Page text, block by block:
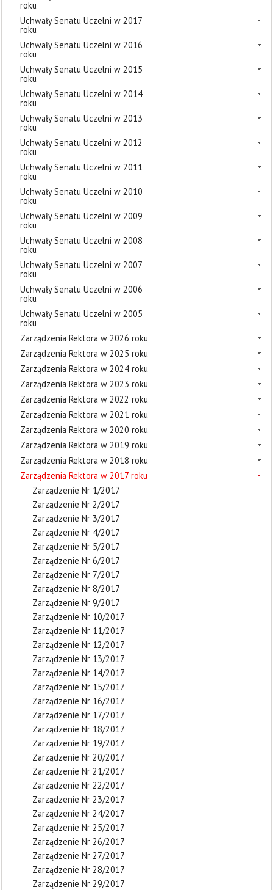
roku
Uchwały Senatu Uczelni w 2017
roku
Uchwały Senatu Uczelni w 2016
roku
Uchwały Senatu Uczelni w 2015
roku
Uchwały Senatu Uczelni w 2014
roku
Uchwały Senatu Uczelni w 2013
roku
Uchwały Senatu Uczelni w 2012
roku
Uchwały Senatu Uczelni w 2011
roku
Uchwały Senatu Uczelni w 2010
roku
Uchwały Senatu Uczelni w 2009
roku
Uchwały Senatu Uczelni w 2008
roku
Uchwały Senatu Uczelni w 2007
roku
Uchwały Senatu Uczelni w 2006
roku
Uchwały Senatu Uczelni w 2005
roku
Zarządzenia Rektora w 2026 roku
Zarządzenia Rektora w 2025 roku
Zarządzenia Rektora w 2024 roku
Zarządzenia Rektora w 2023 roku
Zarządzenia Rektora w 2022 roku
Zarządzenia Rektora w 2021 roku
Zarządzenia Rektora w 2020 roku
Zarządzenia Rektora w 2019 roku
Zarządzenia Rektora w 2018 roku
Zarządzenia Rektora w 2017 roku
Zarządzenie Nr 1/2017
Zarządzenie Nr 2/2017
Zarządzenie Nr 3/2017
Zarządzenie Nr 4/2017
Zarządzenie Nr 5/2017
Zarządzenie Nr 6/2017
Zarządzenie Nr 7/2017
Zarządzenie Nr 8/2017
Zarządzenie Nr 9/2017
Zarządzenie Nr 10/2017
Zarządzenie Nr 11/2017
Zarządzenie Nr 12/2017
Zarządzenie Nr 13/2017
Zarządzenie Nr 14/2017
Zarządzenie Nr 15/2017
Zarządzenie Nr 16/2017
Zarządzenie Nr 17/2017
Zarządzenie Nr 18/2017
Zarządzenie Nr 19/2017
Zarządzenie Nr 20/2017
Zarządzenie Nr 21/2017
Zarządzenie Nr 22/2017
Zarządzenie Nr 23/2017
Zarządzenie Nr 24/2017
Zarządzenie Nr 25/2017
Zarządzenie Nr 26/2017
Zarządzenie Nr 27/2017
Zarządzenie Nr 28/2017
Zarządzenie Nr 29/2017